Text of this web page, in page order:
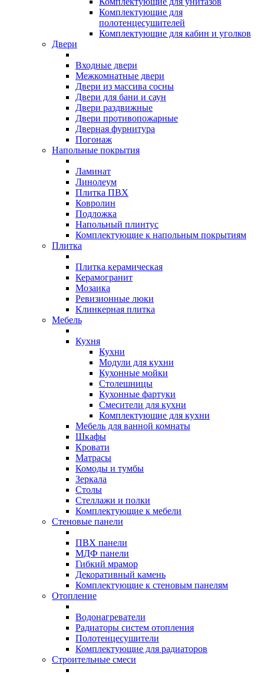
Комплектующие для
полотенцесушителей
Комплектующие для кабин и уголков
Двери
Входные двери
Межкомнатные двери
Двери из массива сосны
Двери для бани и саун
Двери раздвижные
Двери противопожарные
Дверная фурнитура
Погонаж
Напольные покрытия
Ламинат
Линолеум
Плитка ПВХ
Ковролин
Подложка
Напольный плинтус
Комплектующие к напольным покрытиям
Плитка
Плитка керамическая
Керамогранит
Мозаика
Ревизионные люки
Клинкерная плитка
Мебель
Кухня
Кухни
Модули для кухни
Кухонные мойки
Столешницы
Кухонные фартуки
Смесители для кухни
Комплектующие для кухни
Мебель для ванной комнаты
Шкафы
Кровати
Матрасы
Комоды и тумбы
Зеркала
Столы
Стеллажи и полки
Комплектующие к мебели
Стеновые панели
ПВХ панели
МДФ панели
Гибкий мрамор
Декоративный камень
Комплектующие к стеновым панелям
Отопление
Водонагреватели
Радиаторы систем отопления
Полотенцесушители
Комплектующие для радиаторов
Строительные смеси